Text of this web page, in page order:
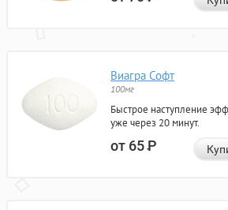
Виагра Софт
100мг
Быстрое наступление
уже через 20 минут.
от 65Р